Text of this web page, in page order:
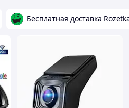
Бесплатная доставка